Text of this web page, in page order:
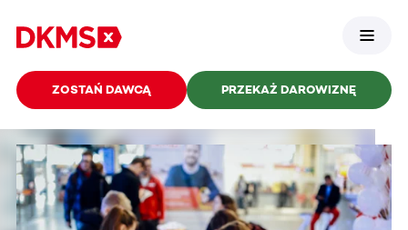
ZOSTAŃ DAWCĄ PRZEKAŻ DAROWIZNĘ